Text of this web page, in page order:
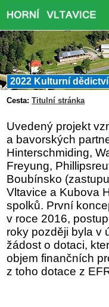
2022 Kulturní
Cesta: Titulní stránka
Uvedený projekt
a bavorských
Hinterschmiding,
Freyung,
Boubínsko
Vltavice a Kubova
spolků. První
v roce 2016,
roky později byla v
žádost o dotaci,
objem finančních
z toho dotace z